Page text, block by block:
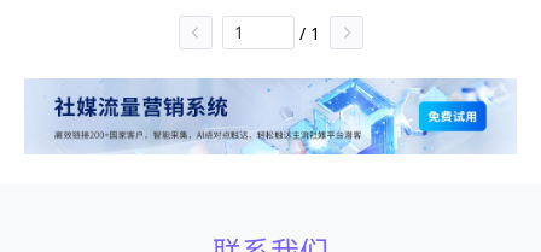
息。10、在指定文本框中输入验证码。11、设置名称
和头像。12、点按下一步部分2：发送对话1、点按屏
幕底部的对话2、点按屏幕右上角“新建对话”图标。
3、选择一个联系人。4、点按屏幕底部的对话框。
5、输入对话。6、发送对话。部分3：添加文件和格
/ 1